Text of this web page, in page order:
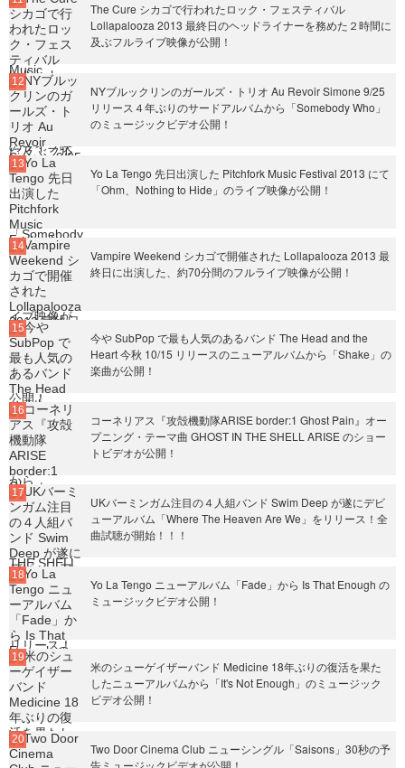
The Cure シカゴで行われたロック・フェスティバル
Lollapalooza 2013 最終日のヘッドライナーを務めた２時間に
及ぶフルライブ映像が公開！
NYブルックリンのガールズ・トリオ Au Revoir Simone 9/25
リリース４年ぶりのサードアルバムから「Somebody Who」
のミュージックビデオ公開！
Yo La Tengo 先日出演した Pitchfork Music Festival 2013 にて
「Ohm、Nothing to Hide」のライブ映像が公開！
Vampire Weekend シカゴで開催された Lollapalooza 2013 最
終日に出演した、約70分間のフルライブ映像が公開！
今や SubPop で最も人気のあるバンド The Head and the
Heart 今秋 10/15 リリースのニューアルバムから「Shake」の
楽曲が公開！
コーネリアス『攻殻機動隊ARISE border:1 Ghost Pain』オー
プニング・テーマ曲 GHOST IN THE SHELL ARISE のショー
トビデオが公開！
UKバーミンガム注目の４人組バンド Swim Deep が遂にデビ
ューアルバム「Where The Heaven Are We」をリリース！全
曲試聴が開始！！！
Yo La Tengo ニューアルバム「Fade」から Is That Enough の
ミュージックビデオ公開！
米のシューゲイザーバンド Medicine 18年ぶりの復活を果た
したニューアルバムから「It's Not Enough」のミュージック
ビデオ公開！
Two Door Cinema Club ニューシングル「Saisons」30秒の予
告ミュージックビデオが公開！